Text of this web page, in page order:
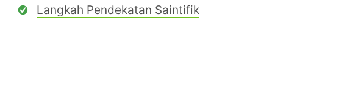
Langkah Pendekatan Saintifik